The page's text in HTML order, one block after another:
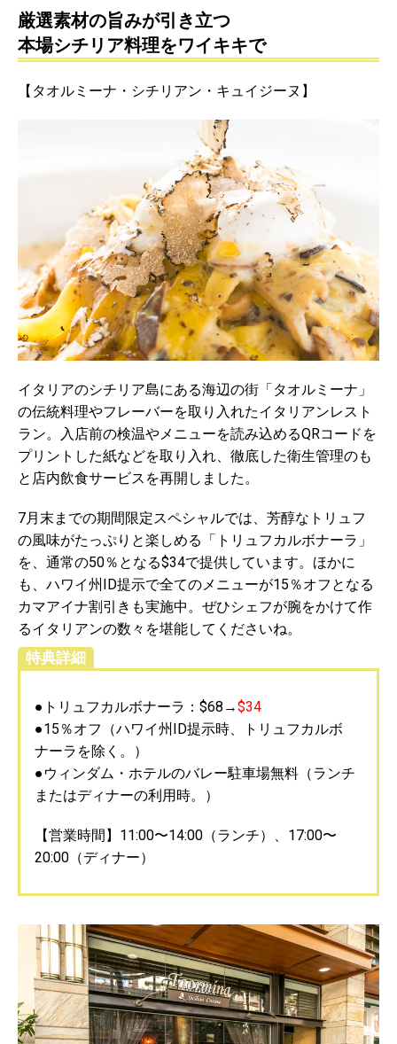
厳選素材の旨みが引き立つ
本場シチリア料理をワイキキで
【タオルミーナ・シチリアン・キュイジーヌ】
イタリアのシチリア島にある海辺の街「タオルミーナ」
の伝統料理やフレーバーを取り入れたイタリアンレスト
ラン。入店前の検温やメニューを読み込めるQRコードを
プリントした紙などを取り入れ、徹底した衛生管理のも
と店内飲食サービスを再開しました。
7月末までの期間限定スペシャルでは、芳醇なトリュフ
の風味がたっぷりと楽しめる「トリュフカルボナーラ」
を、通常の50％となる$34で提供しています。ほかに
も、ハワイ州ID提示で全てのメニューが15％オフとなる
カマアイナ割引きも実施中。ぜひシェフが腕をかけて作
るイタリアンの数々を堪能してくださいね。
特典詳細
●トリュフカルボナーラ：$68→$34
●15％オフ（ハワイ州ID提示時、トリュフカルボ
ナーラを除く。）
●ウィンダム・ホテルのバレー駐車場無料（ランチ
またはディナーの利用時。）
【営業時間】11:00〜14:00（ランチ）、17:00〜
20:00（ディナー）